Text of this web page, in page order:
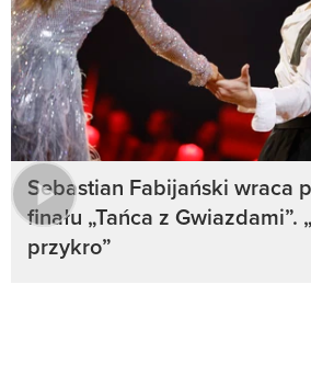
Sebastian Fabijański wraca
finału „Tańca z Gwiazdami”.
przykro”